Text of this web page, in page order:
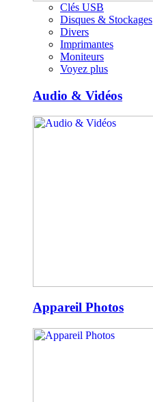
Clés USB
Disques & Stockages
Divers
Imprimantes
Moniteurs
Voyez plus
Audio & Vidéos
Appareil Photos